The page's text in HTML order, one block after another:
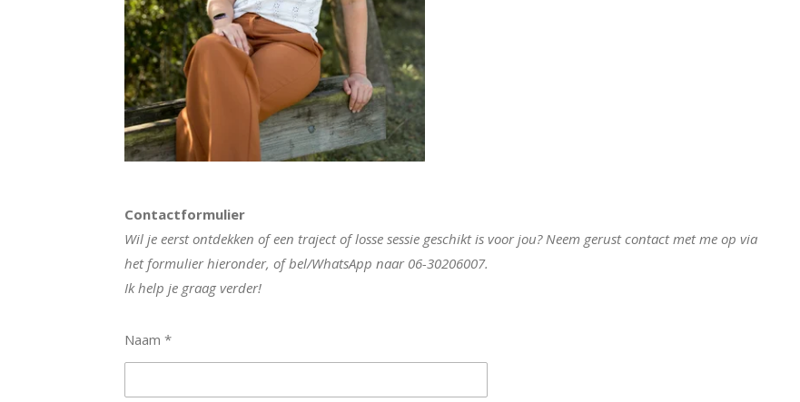
Contactformulier
Wil je eerst ontdekken of een traject of losse sessie geschikt is voor jou? Neem gerust contact met me op via
het formulier hieronder, of bel/WhatsApp naar 06-30206007.
Ik help je graag verder!
Naam *